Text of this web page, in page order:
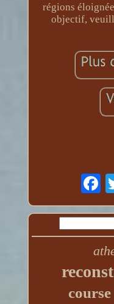
régions
objectif,
course